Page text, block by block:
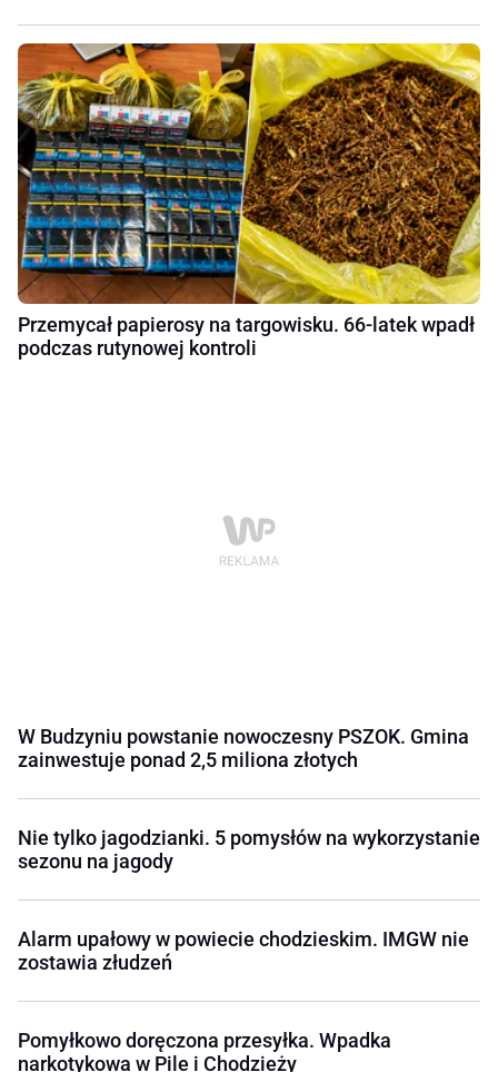
Przemycał papierosy na targowisku. 66-latek wpadł
podczas rutynowej kontroli
W Budzyniu powstanie nowoczesny PSZOK. Gmina
zainwestuje ponad 2,5 miliona złotych
Nie tylko jagodzianki. 5 pomysłów na wykorzystanie
sezonu na jagody
Alarm upałowy w powiecie chodzieskim. IMGW nie
zostawia złudzeń
Pomyłkowo doręczona przesyłka. Wpadka
narkotykowa w Pile i Chodzieży